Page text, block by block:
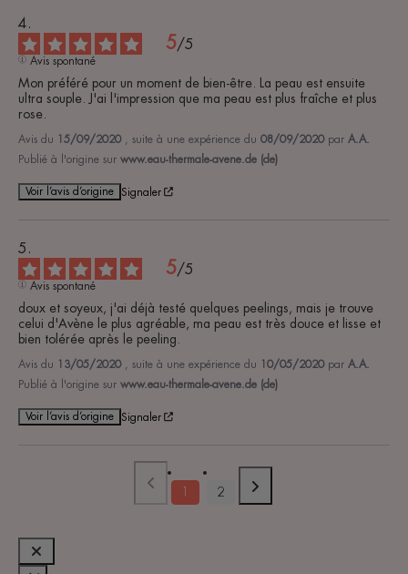
5/5
Avis spontané
Mon préféré pour un moment de bien-être. La peau est ensuite
ultra souple. J'ai l'impression que ma peau est plus fraîche et plus
rose.
Avis du 15/09/2020 , suite à une expérience du 08/09/2020 par A.A.
Publié à l'origine sur www.eau-thermale-avene.de (de)
Voir l’avis d’origine Signaler
5/5
Avis spontané
doux et soyeux, j'ai déjà testé quelques peelings, mais je trouve
celui d'Avène le plus agréable, ma peau est très douce et lisse et
bien tolérée après le peeling.
Avis du 13/05/2020 , suite à une expérience du 10/05/2020 par A.A.
Publié à l'origine sur www.eau-thermale-avene.de (de)
Voir l’avis d’origine Signaler
2